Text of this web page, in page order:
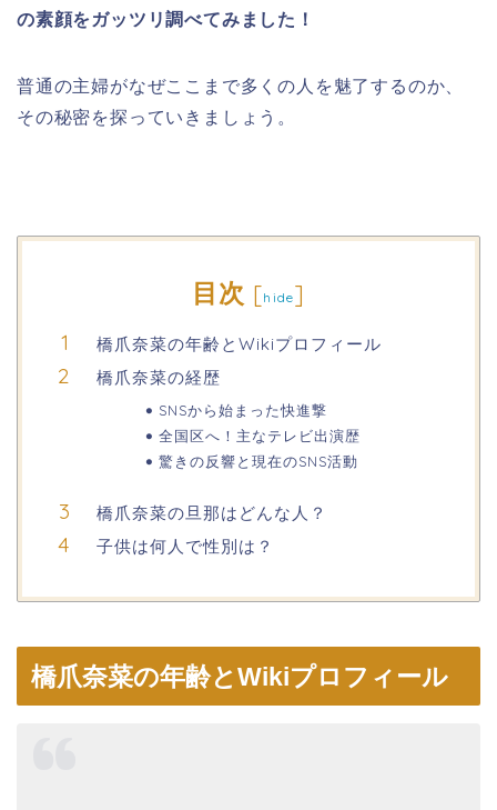
の素顔をガッツリ調べてみました！
普通の主婦がなぜここまで多くの人を魅了するのか、
その秘密を探っていきましょう。
目次 [hide]
橋爪奈菜の年齢とWikiプロフィール
橋爪奈菜の経歴
SNSから始まった快進撃
全国区へ！主なテレビ出演歴
驚きの反響と現在のSNS活動
橋爪奈菜の旦那はどんな人？
子供は何人で性別は？
橋爪奈菜の年齢とWikiプロフィール